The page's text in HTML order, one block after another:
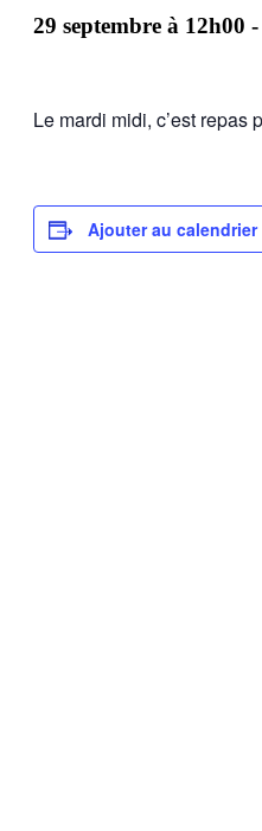
29 septembre à 12h00 -
Le mardi midi, c’est
Ajouter au calendrier